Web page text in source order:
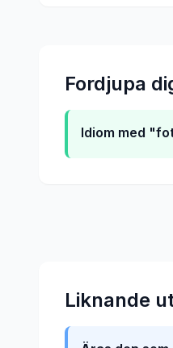
Fordjupa
Idiom med
Liknande